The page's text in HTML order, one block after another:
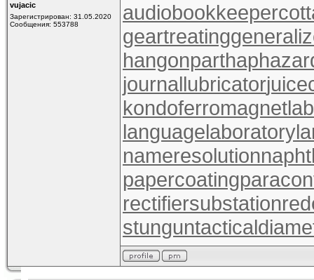
vujacic
Зарегистрирован: 31.05.2020
Сообщения: 553788
audiobookkeeper
geartreating
hangonpart
journallubricator
kondoferromagnet
languagelaboratory
nameresolution
papercoating
rectifiersubstation
stungun